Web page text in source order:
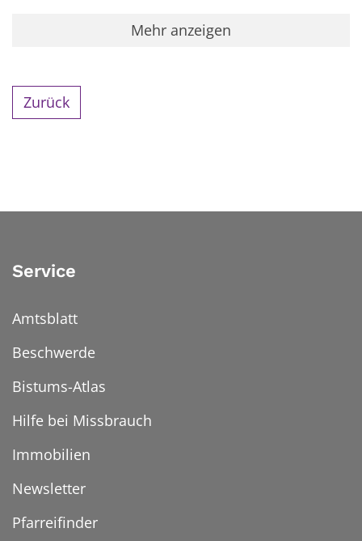
Mehr anzeigen
Zurück
Service
Amtsblatt
Beschwerde
Bistums-Atlas
Hilfe bei Missbrauch
Immobilien
Newsletter
Pfarreifinder